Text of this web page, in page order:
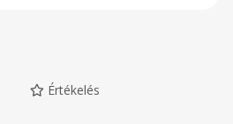
Értékelés